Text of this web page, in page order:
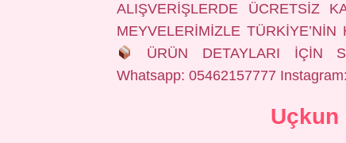
ALIŞVERİŞLERDE ÜCRETSİZ
MEYVELERİMİZLE
ÜRÜN DETAYLARI İÇİN
Whatsapp: 05462157777
Uçkun